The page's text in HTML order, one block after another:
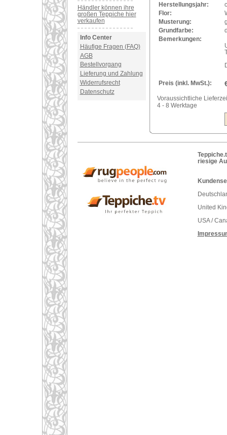
Händler können ihre
großen Teppiche hier
verkaufen
Info Center
Häufige Fragen (FAQ)
AGB
Bestellvorgang
Lieferung und Zahlung
Widerrufsrecht
Datenschutz
Herstellungsjahr:
Flor:
Musterung:
Grundfarbe:
Bemerkungen:
Preis (inkl. MwSt.):
Voraussichtliche
4 - 8 Werktage
riesige
United
USA /